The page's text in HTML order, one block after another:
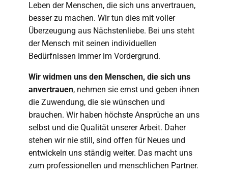
Leben der Menschen, die sich uns anvertrauen,
besser zu machen. Wir tun dies mit voller
Überzeugung aus Nächstenliebe. Bei uns steht
der Mensch mit seinen individuellen
Bedürfnissen immer im Vordergrund.
Wir widmen uns den Menschen, die sich uns
anvertrauen, nehmen sie ernst und geben ihnen
die Zuwendung, die sie wünschen und
brauchen. Wir haben höchste Ansprüche an uns
selbst und die Qualität unserer Arbeit. Daher
stehen wir nie still, sind offen für Neues und
entwickeln uns ständig weiter. Das macht uns
zum professionellen und menschlichen Partner.